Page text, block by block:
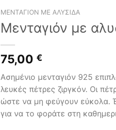
ΜΕΝΤΑΓΙΌΝ ΜΕ ΑΛΥΣΊΔΑ
Μενταγιόν με
75,00 €
Ασημένιο μενταγιόν 925
λευκές πέτρες ζιργκόν. Οι
ώστε να μη φεύγουν εύκολα.
για να το φοράτε στη